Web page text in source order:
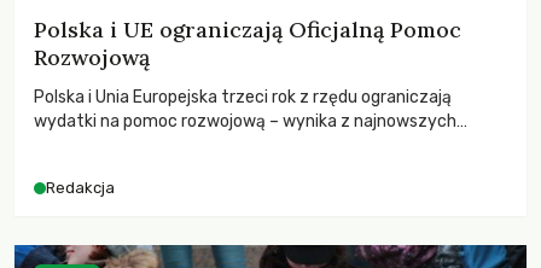
Polska i UE ograniczają Oficjalną Pomoc
Rozwojową
Polska i Unia Europejska trzeci rok z rzędu ograniczają
wydatki na pomoc rozwojową – wynika z najnowszych
odnotowano największe tąpnięcie ODA w historii. Jakie będą
kryzysami i ubóstwem?
Redakcja